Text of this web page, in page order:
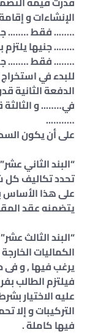
الإنشاءات و
…….. فقط ……..
…….. جنيها يلتزم
…….. فقط ……..
للبدء في
الدفعة
في…….. و
………..
على أن يكون
“البند الثاني عشر”
تحدد تكاليف كل
على هذا الأساس
يتضمنه عقد
“البند الثالث عشر”
الكماليات
يرغب فيها , و فى
فيلتزم الطالب
عليه الاختيار
التركيبات و إلا
فيها كاملة .